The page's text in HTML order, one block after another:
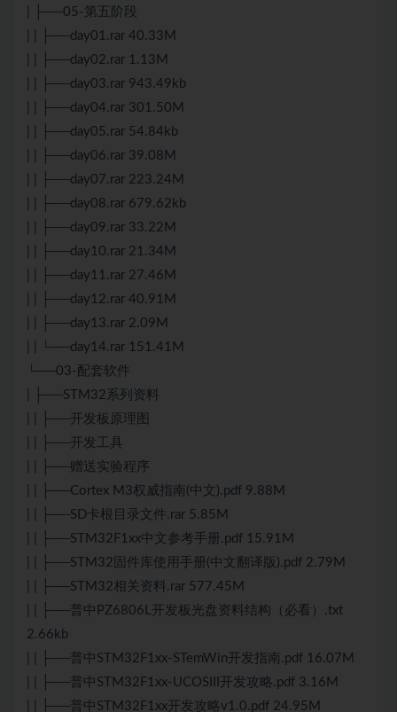
| ├──05-第五阶段
| | ├──day01.rar 40.33M
| | ├──day02.rar 1.13M
| | ├──day03.rar 943.49kb
| | ├──day04.rar 301.50M
| | ├──day05.rar 54.84kb
| | ├──day06.rar 39.08M
| | ├──day07.rar 223.24M
| | ├──day08.rar 679.62kb
| | ├──day09.rar 33.22M
| | ├──day10.rar 21.34M
| | ├──day11.rar 27.46M
| | ├──day12.rar 40.91M
| | ├──day13.rar 2.09M
| | └──day14.rar 151.41M
└──03-配套软件
| ├──STM32系列资料
| | ├──开发板原理图
| | ├──开发工具
| | ├──赠送实验程序
| | ├──Cortex M3权威指南(中文).pdf 9.88M
| | ├──SD卡根目录文件.rar 5.85M
| | ├──STM32F1xx中文参考手册.pdf 15.91M
| | ├──STM32固件库使用手册(中文翻译版).pdf 2.79M
| | ├──STM32相关资料.rar 577.45M
| | ├──普中PZ6806L开发板光盘资料结构（必看）.txt
2.66kb
| | ├──普中STM32F1xx-STemWin开发指南.pdf 16.07M
| | ├──普中STM32F1xx-UCOSIII开发攻略.pdf 3.16M
| | ├──普中STM32F1xx开发攻略v1.0.pdf 24.95M